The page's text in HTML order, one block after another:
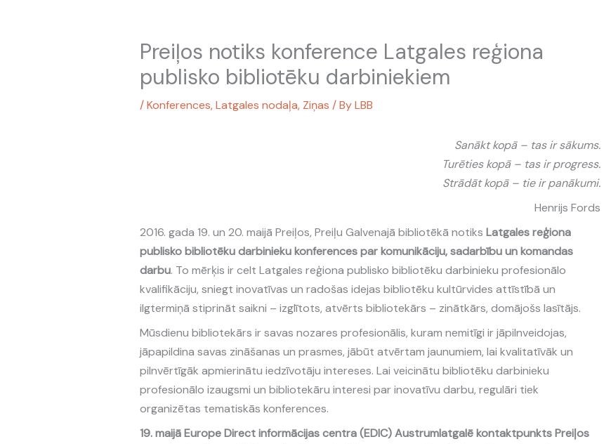
Preiļos notiks konference Latgales reģiona
publisko bibliotēku darbiniekiem
/Konferences,Latgales nodaļa, Ziņas / ByLBB
Sanākt kopā – tas ir sākums.
Turēties kopā – tas ir progress.
Strādāt kopā – tie ir panākumi.
Henrijs Fords
2016. gada 19. un 20. maijā Preiļos, Preiļu Galvenajā bibliotēkā notiks Latgales reģiona
publisko bibliotēku darbinieku konferences par komunikāciju, sadarbību un komandas
darbu. To mērķis ir celt Latgales reģiona publisko bibliotēku darbinieku profesionālo
kvalifikāciju, sniegt inovatīvas un radošas idejas bibliotēku kultūrvides attīstībā un
ilgtermiņā stiprināt saikni – izglītots, atvērts bibliotekārs – zinātkārs, domājošs lasītājs.
Mūsdienu bibliotekārs ir savas nozares profesionālis, kuram nemitīgi ir jāpilnveidojas,
jāpapildina savas zināšanas un prasmes, jābūt atvērtam jaunumiem, lai kvalitatīvāk un
pilnvērtīgāk apmierinātu iedzīvotāju intereses. Lai veicinātu bibliotēku darbinieku
profesionālo izaugsmi un bibliotekāru interesi par inovatīvu darbu, regulāri tiek
organizētas tematiskās konferences.
19. maijā Europe Direct informācijas centra (EDIC) Austrumlatgalē kontaktpunkts Preiļos